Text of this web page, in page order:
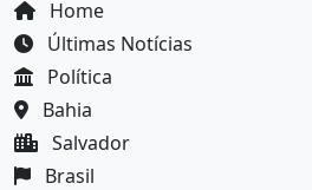
Home
Últimas Notícias
Política
Bahia
Salvador
Brasil